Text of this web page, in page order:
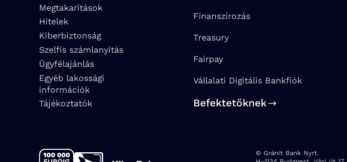
Megtakarítások
Hitelek
Kiberbiztonság
Szelfis számlanyitás
Ügyfélajánlás
Egyéb lakossági
információk
Tájékoztatók
Finanszírozás
Treasury
Fairpay
Vállalati Digitális Bankfiók
Befektetőknek
© Gránit Bank Nyrt.